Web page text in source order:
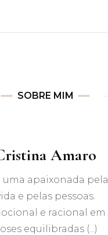
SOBRE MIM
Amaro
uma apaixonada pela
e pelas pessoas.
e racional em
equilibradas (...)